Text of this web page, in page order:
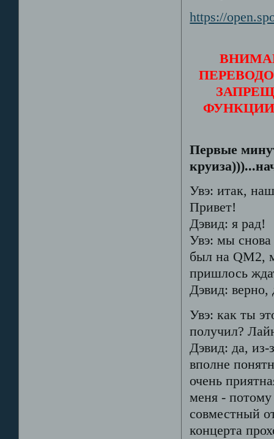
https://
Первые
Увэ: итак,
Привет!
Дэвид: я рад!
Увэ: мы снова
был на QM2,
пришлось
Дэвид: верно,
Увэ: как ты
получил?
Дэвид: да, из-
вполне
очень
меня - потому
совместный
концерта